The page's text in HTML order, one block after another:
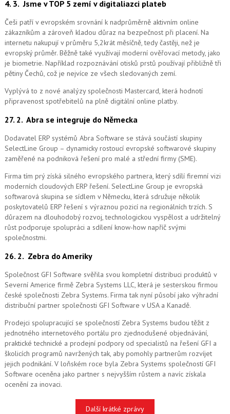
4. 3.Jsme v TOP 5 zemí v digitaliazci plateb
Češi patří v evropském srovnání k nadprůměrně aktivním online
zákazníkům a zároveň kladou důraz na bezpečnost při placení. Na
internetu nakupují v průměru 5,2krát měsíčně, tedy častěji, než je
evropský průměr. Běžně také využívají moderní ověřovací metody, jako
je biometrie. Například rozpoznávání otisků prstů používají přibližně tři
pětiny Čechů, což je nejvíce ze všech sledovaných zemí.
Vyplývá to z nové analýzy společnosti Mastercard, která hodnotí
připravenost spotřebitelů na plně digitální online platby.
27. 2. Abra se integruje do Německa
Dodavatel ERP systémů Abra Software se stává součástí skupiny
SelectLine Group – dynamicky rostoucí evropské softwarové skupiny
zaměřené na podniková řešení pro malé a střední firmy (SME).
Firma tím prý získá silného evropského partnera, který sdílí firemní vizi
moderních cloudových ERP řešení. SelectLine Group je evropská
softwarová skupina se sídlem v Německu, která sdružuje několik
poskytovatelů ERP řešení s výraznou pozicí na regionálních trzích. S
důrazem na dlouhodobý rozvoj, technologickou vyspělost a udržitelný
růst podporuje spolupráci a sdílení know-how napříč svými
společnostmi.
26. 2. Zebra do Ameriky
Společnost GFI Software svěřila svou kompletní distribuci produktů v
Severní Americe firmě Zebra Systems LLC, která je sesterskou firmou
české společnosti Zebra Systems. Firma tak nyní působí jako výhradní
distribuční partner společnosti GFI Software v USA a Kanadě.
Prodejci spolupracující se společností Zebra Systems budou těžit z
jednotného internetového portálu pro zjednodušené objednávání,
praktické technické a prodejní podpory od specialistů na řešení GFI a
školicích programů navržených tak, aby pomohly partnerům rozvíjet
jejich podnikání. V loňském roce byla Zebra Systems společností GFI
Software oceněna jako partner s nejvyšším růstem a navíc získala
ocenění za inovaci.
Další krátké zprávy